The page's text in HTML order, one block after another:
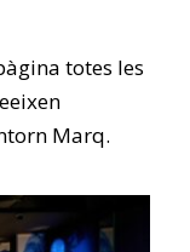
totes les
Marq.